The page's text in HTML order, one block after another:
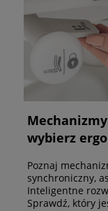
wybierz
Poznaj
synchroniczny,
Inteligentne
Sprawdź, który